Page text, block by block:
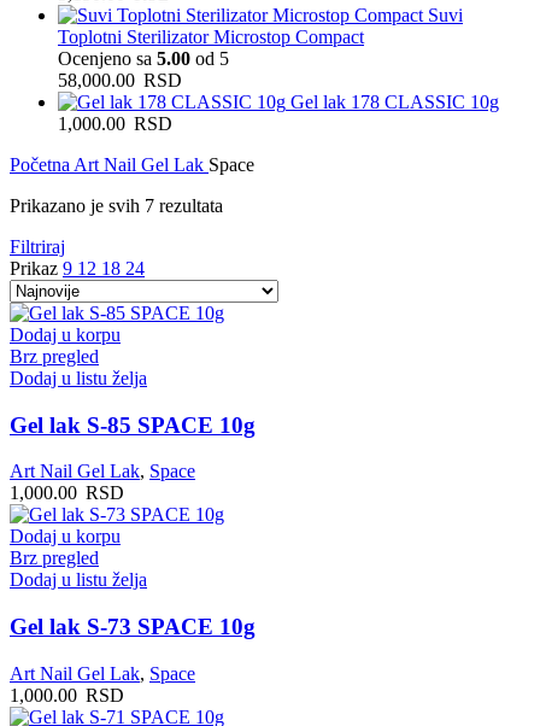
Suvi
Toplotni Sterilizator Microstop Compact
Ocenjeno sa 5.00 od 5
58,000.00 RSD
Gel lak 178 CLASSIC 10g
1,000.00 RSD
Početna Art Nail Gel Lak Space
Prikazano je svih 7 rezultata
Filtriraj
Prikaz 9 12 18 24
Dodaj u korpu
Brz pregled
Dodaj u listu želja
Gel lak S-85 SPACE 10g
Art Nail Gel Lak, Space
1,000.00 RSD
Dodaj u korpu
Brz pregled
Dodaj u listu želja
Gel lak S-73 SPACE 10g
Art Nail Gel Lak, Space
1,000.00 RSD